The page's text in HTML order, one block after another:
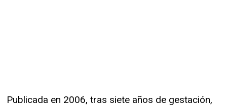
Publicada en 2006, tras siete años de gestación,